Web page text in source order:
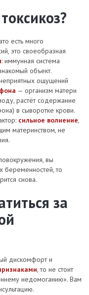
есть много
это своеобразная
: иммунная система
объект.
ощущений
— организм матери
растёт содержание
в сыворотке крови.
сильное волнение,
материнством, не
вы
беременностей, то
снова.
за
дискомфорт и
, то не стоит
недомоганию». Вам